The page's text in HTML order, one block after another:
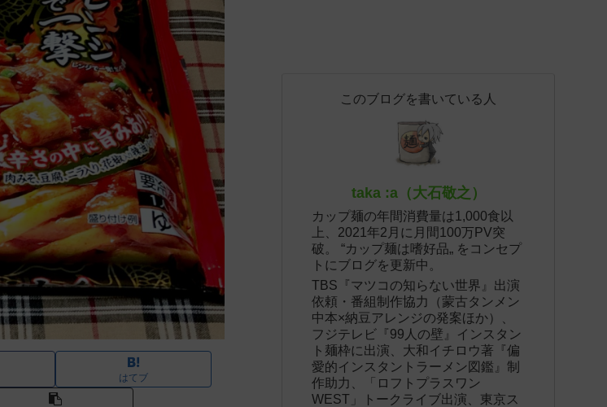
はてブ
このブログを書いている人
taka :a（大石敬之）
カップ麺の年間消費量は1,000食以
上、2021年2月に月間100万PV突
破。 “カップ麺は嗜好品„ をコンセプ
トにブログを更新中。
TBS『マツコの知らない世界』出演
依頼・番組制作協力（蒙古タンメン
中本×納豆アレンジの発案ほか）、
フジテレビ『99人の壁』インスタン
ト麺枠に出演、大和イチロウ著『偏
愛的インスタントラーメン図鑑』制
作助力、「ロフトプラスワン
WEST」トークライブ出演、東京ス